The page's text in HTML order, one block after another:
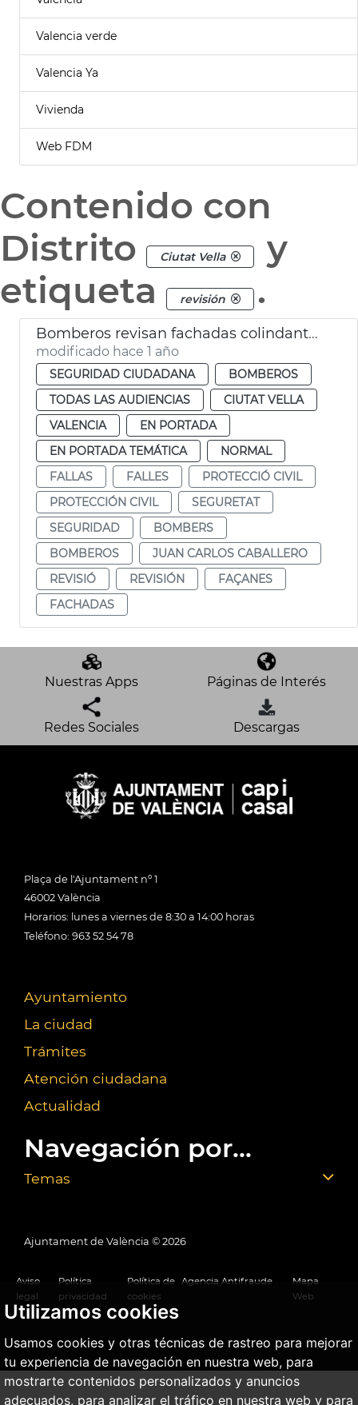
Utilizamos cookies
Usamos cookies y otras técnicas de rastreo para mejorar
tu experiencia de navegación en nuestra web, para
mostrarte contenidos personalizados y anuncios
adecuados, para analizar el tráfico en nuestra web y para
Valencia verde
Valencia Ya
Vivienda
Web FDM
Contenido con
Distrito
Ciutat Vella
y
etiqueta
revisión .
Bomberos revisan fachadas colindantes plaza de l'Ajuntament por las mascletaes
modificado hace 1 año
SEGURIDAD CIUDADANA
BOMBEROS
TODAS LAS AUDIENCIAS
CIUTAT VELLA
VALENCIA
EN PORTADA
EN PORTADA TEMÁTICA
NORMAL
FALLAS
FALLES
PROTECCIÓ CIVIL
PROTECCIÓN CIVIL
SEGURETAT
SEGURIDAD
BOMBERS
BOMBEROS
JUAN CARLOS CABALLERO
REVISIÓ
REVISIÓN
FAÇANES
FACHADAS
Nuestras Apps Páginas de Interés
Redes Sociales Descargas
Plaça de l'Ajuntament nº 1
46002 València
Horarios: lunes a viernes de 8:30 a 14:00 horas
Teléfono: 963 52 54 78
Ayuntamiento
La ciudad
Trámites
Atención ciudadana
Actualidad
Navegación por...
Temas
Ajuntament de València © 2026
Aviso
legal
Política
privacidad
Política de
cookies
Agencia Antifraude
Mapa
Web